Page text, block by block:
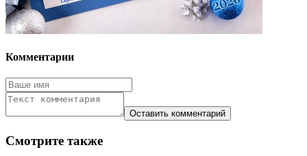
Комментарии
Смотрите также